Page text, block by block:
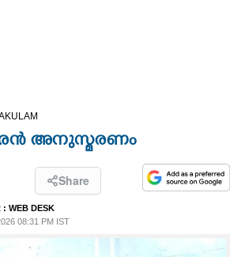
അനുസ്മരണം
Share
: WEB DESK
08:31 PM IST